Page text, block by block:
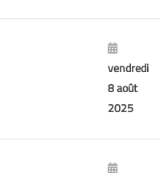
vendredi
8 août
2025